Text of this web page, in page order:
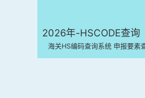
2026年-HSCODE查询
海关HS编码查询系统 申报要素